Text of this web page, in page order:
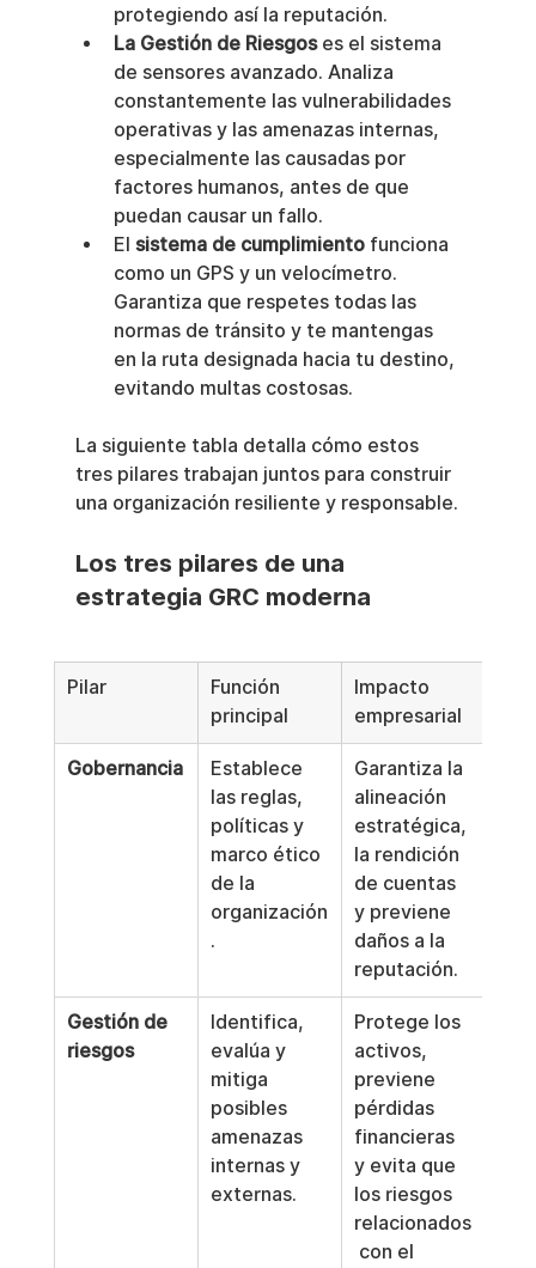
protegiendo así la reputación.
La Gestión de Riesgos es el sistema
de sensores avanzado. Analiza
constantemente las vulnerabilidades
operativas y las amenazas internas,
especialmente las causadas por
factores humanos, antes de que
puedan causar un fallo.
El sistema de cumplimiento funciona
como un GPS y un velocímetro.
Garantiza que respetes todas las
normas de tránsito y te mantengas
en la ruta designada hacia tu destino,
evitando multas costosas.
La siguiente tabla detalla cómo estos
tres pilares trabajan juntos para construir
una organización resiliente y responsable.
Los tres pilares de una
estrategia GRC moderna
Pilar
Función
principal
Impacto
empresarial
Gobernancia
Establece
las reglas,
políticas y
marco ético
de la
organización
.
Garantiza la
alineación
estratégica,
la rendición
de cuentas
y previene
daños a la
reputación.
Gestión de
riesgos
Identifica,
evalúa y
mitiga
posibles
amenazas
internas y
externas.
Protege los
activos,
previene
pérdidas
financieras
y evita que
los riesgos
relacionados
con el